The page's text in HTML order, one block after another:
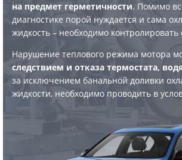
на предмет герметичности. Помимо
диагностике порой нуждается и сама
жидкость – необходимо контролировать
Нарушение теплового режима мотора
следствием и отказа термостата,
за исключением банальной доливки
жидкости, необходимо проводить в